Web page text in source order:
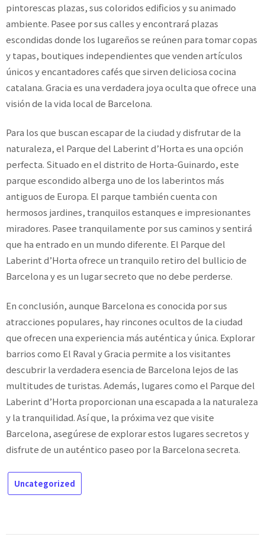
pintorescas plazas, sus coloridos edificios y su animado
ambiente. Pasee por sus calles y encontrará plazas
escondidas donde los lugareños se reúnen para tomar copas
y tapas, boutiques independientes que venden artículos
únicos y encantadores cafés que sirven deliciosa cocina
catalana. Gracia es una verdadera joya oculta que ofrece una
visión de la vida local de Barcelona.
Para los que buscan escapar de la ciudad y disfrutar de la
naturaleza, el Parque del Laberint d’Horta es una opción
perfecta. Situado en el distrito de Horta-Guinardo, este
parque escondido alberga uno de los laberintos más
antiguos de Europa. El parque también cuenta con
hermosos jardines, tranquilos estanques e impresionantes
miradores. Pasee tranquilamente por sus caminos y sentirá
que ha entrado en un mundo diferente. El Parque del
Laberint d’Horta ofrece un tranquilo retiro del bullicio de
Barcelona y es un lugar secreto que no debe perderse.
En conclusión, aunque Barcelona es conocida por sus
atracciones populares, hay rincones ocultos de la ciudad
que ofrecen una experiencia más auténtica y única. Explorar
barrios como El Raval y Gracia permite a los visitantes
descubrir la verdadera esencia de Barcelona lejos de las
multitudes de turistas. Además, lugares como el Parque del
Laberint d’Horta proporcionan una escapada a la naturaleza
y la tranquilidad. Así que, la próxima vez que visite
Barcelona, asegúrese de explorar estos lugares secretos y
disfrute de un auténtico paseo por la Barcelona secreta.
Uncategorized